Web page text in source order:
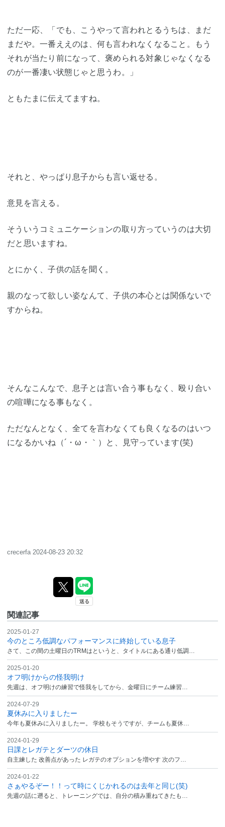
ただ一応、「でも、こうやって言われとるうちは、まだ
まだや。一番ええのは、何も言われなくなること。もう
それが当たり前になって、褒められる対象じゃなくなる
のが一番凄い状態じゃと思うわ。」
ともたまに伝えてますね。
それと、やっぱり息子からも言い返せる。
意見を言える。
そういうコミュニケーションの取り方っていうのは大切
だと思いますね。
とにかく、子供の話を聞く。
親のなって欲しい姿なんて、子供の本心とは関係ないで
すからね。
そんなこんなで、息子とは言い合う事もなく、殴り合い
の喧嘩になる事もなく。
ただなんとなく、全てを言わなくても良くなるのはいつ
になるかいね（´・ω・｀）と、見守っています(笑)
crecerfa 2024-08-23 20:32
関連記事
2025-01-27
今のところ低調なパフォーマンスに終始している息子
さて、この間の土曜日のTRMはというと、タイトルにある通り低調…
2025-01-20
オフ明けからの怪我明け
先週は、オフ明けの練習で怪我をしてから、金曜日にチーム練習…
2024-07-29
夏休みに入りましたー
今年も夏休みに入りましたー。 学校もそうですが、チームも夏休…
2024-01-29
日課とレガテとダーツの休日
自主練した 改善点があった レガテのオプションを増やす 次のフ…
2024-01-22
さぁやるぞー！！って時にくじかれるのは去年と同じ(笑)
先週の話に遡ると、トレーニングでは、自分の積み重ねてきたも…